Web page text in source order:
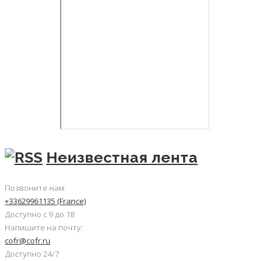
Неизвестная лента
Позвоните нам:
+33629961135 (France)
Доступно с 9 до 18
Напишите на почту:
cofr@cofr.ru
Доступно 24/7